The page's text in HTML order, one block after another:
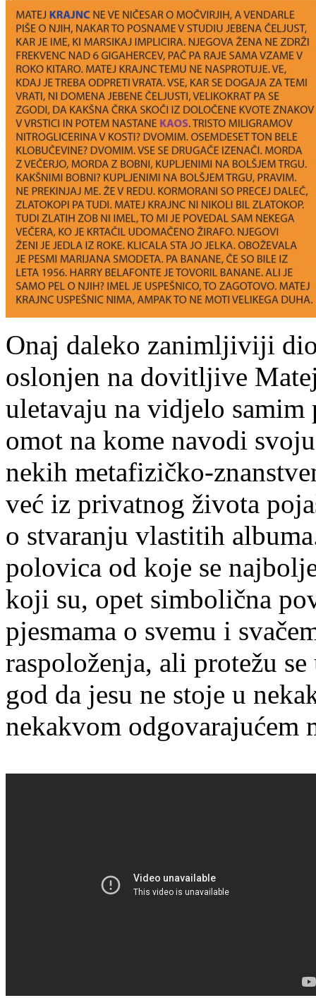
Onaj daleko zanimljiviji
oslonjen na dovitljive
uletavaju na vidjelo samim
omot na kome navodi
nekih metafizičko-
već iz privatnog života
o stvaranju vlastitih
polovica od koje se
koji su, opet simbolična
pjesmama o svemu i
raspoloženja, ali protežu
god da jesu ne stoje u
nekakvom odgovarajućem